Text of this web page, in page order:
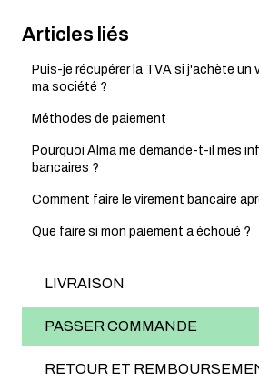
Articles liés
Puis-je récupérer la TVA si j'achète un
ma société ?
Méthodes de paiement
Pourquoi Alma me demande-t-il mes
bancaires ?
Comment faire le virement bancaire
Que faire si mon paiement a échoué ?
LIVRAISON
PASSER COMMANDE
RETOUR ET